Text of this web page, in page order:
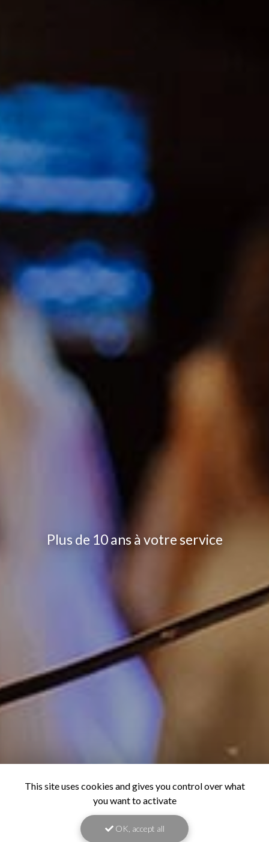
Plus de 10 ans à votre service
This site uses cookies and gives you control over what
you want to activate
OK, accept all